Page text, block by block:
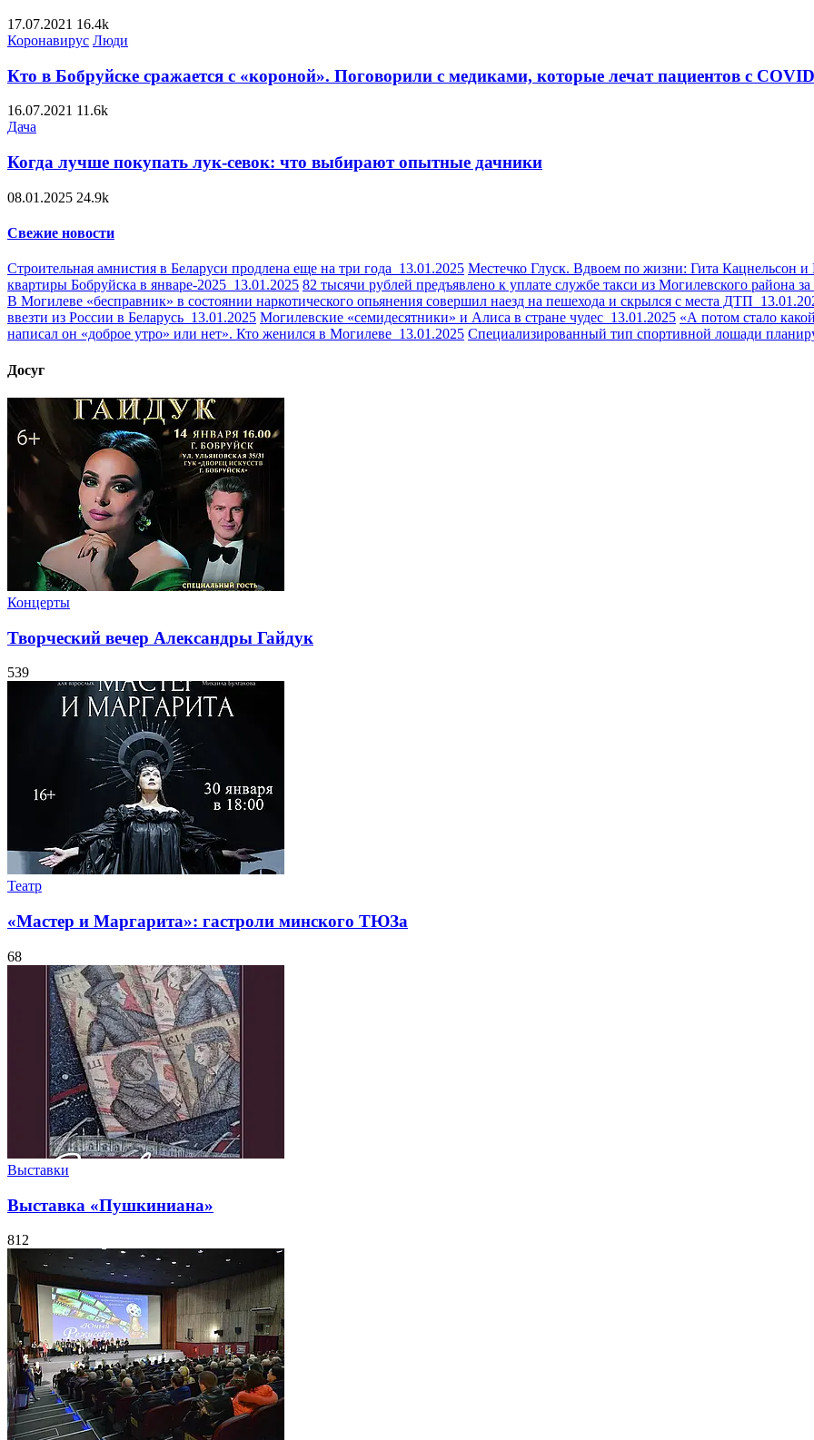
17.07.2021 16.4k
Коронавирус Люди
Кто в Бобруйске сражается с «короной». Поговорили с медиками, которые лечат пациентов с
16.07.2021 11.6k
Дача
Когда лучше покупать лук-севок: что выбирают опытные дачники
08.01.2025 24.9k
Свежие новости
Строительная амнистия в Беларуси продлена еще на три года 13.01.2025 Местечко Глуск. Вдвоем по жизни: Гита
квартиры Бобруйска в январе-2025 13.01.2025 82 тысячи рублей предъявлено к уплате службе такси из Могилевского района
В Могилеве «бесправник» в состоянии наркотического опьянения совершил наезд на пешехода и скрылся с места ДТП
ввезти из России в Беларусь 13.01.2025 Могилевские «семидесятники» и Алиса в стране чудес 13.01.2025 «А потом стало
написал он «доброе утро» или нет». Кто женился в Могилеве 13.01.2025 Специализированный тип спортивной лошади
Досуг
Концерты
Творческий вечер Александры Гайдук
539
Театр
«Мастер и Маргарита»: гастроли минского ТЮЗа
68
Выставки
Выставка «Пушкиниана»
812